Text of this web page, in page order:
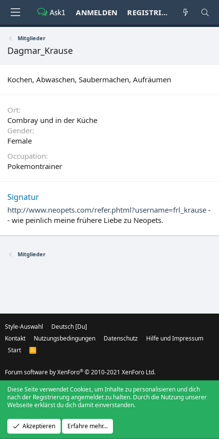
ANMELDEN REGISTRIEREN
Mitglieder
Dagmar_Krause
Kochen, Abwaschen, Saubermachen, Aufräumen
Ort
Combray und in der Küche
Gender
Female
Occupation
Pokemontrainer
Signatur
http://www.neopets.com/refer.phtml?username=frl_krause -
- wie peinlich meine frühere Liebe zu Neopets.
Mitglieder
Style-Auswahl
Deutsch [Du]
Kontakt
Nutzungsbedingungen Datenschutz
Hilfe und Impressum
Start
R
S
Forum software by XenForo® © 2010-2021 XenForo Ltd.
Diese Seite verwendet Cookies, um Inhalte zu personalisieren und dich
nach der Registrierung angemeldet zu halten. Durch die Nutzung unserer
Webseite erklärst du dich damit einverstanden.
Akzeptieren Erfahre mehr…